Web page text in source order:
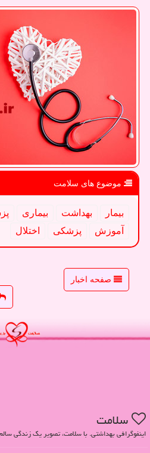
موضوع های سلامت
بیمار بهداشت بیماری
آموزش
پزشكی اختلال
صفحه اخبار
سلامت
اینفوگرافی بهداشتی. با سلامت، تصویر یک زندگی